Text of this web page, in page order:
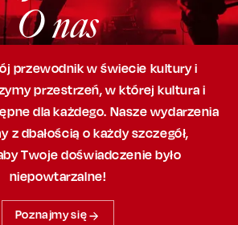
O nas
przewodnik w świecie kultury i
przestrzeń,w której kultura i
dla każdego. Nasze wydarzenia
z dbałością o każdy szczegół,
Twoje doświadczenie było
niepowtarzalne!
Poznajmy się